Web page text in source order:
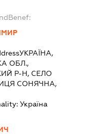
УКРАЇНА,
ОБЛ.,
Р-Н, СЕЛО
СОНЯЧНА,
Україна